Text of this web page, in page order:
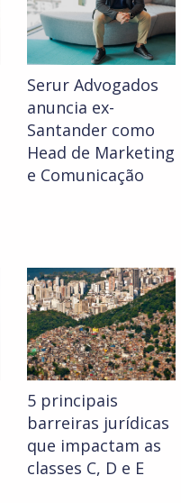
Serur Advogados
anuncia ex-
Santander como
Head de Marketing
e Comunicação
5 principais
barreiras jurídicas
que impactam as
classes C, D e E